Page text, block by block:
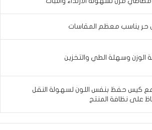
يناسب معظم المقاسات
الوزن وسهلة الطي والتخزين
كيس حفظ بنفس اللون لسهولة النقل
على نظافة المنتج